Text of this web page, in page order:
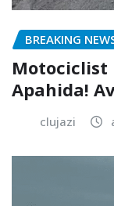
BREAKING
Motociclist
Apahida!
clujazi